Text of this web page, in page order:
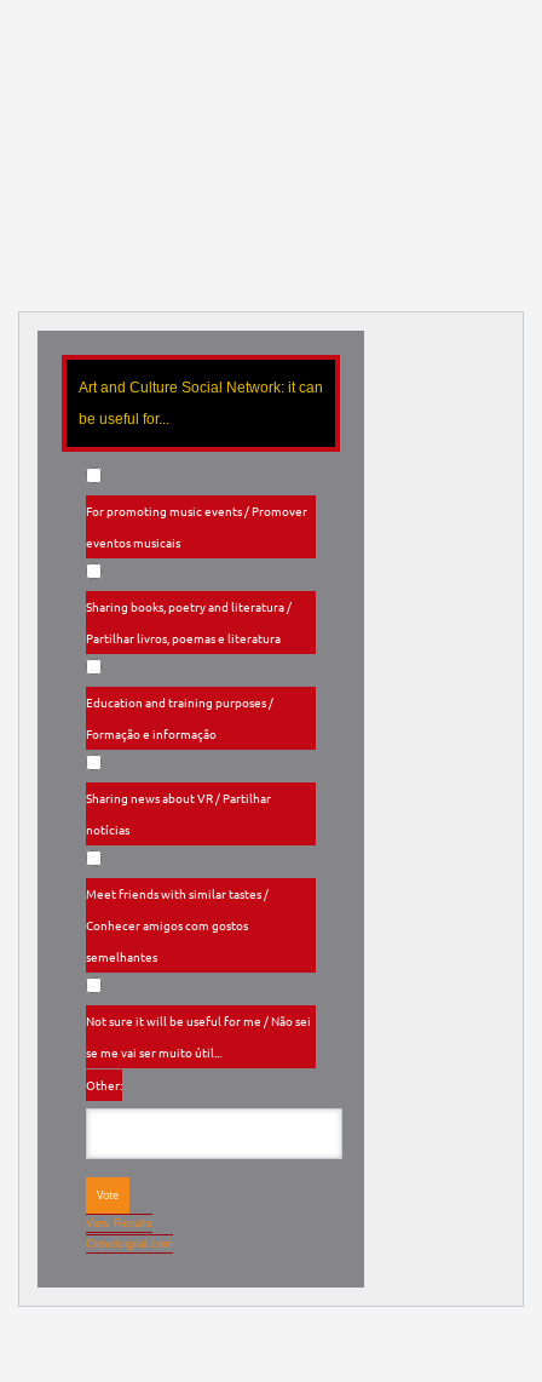
Art and Culture Social Network: it can
be useful for...
For promoting music events / Promover
eventos musicais
Sharing books, poetry and literatura /
Partilhar livros, poemas e literatura
Education and training purposes /
Formação e informação
Sharing news about VR / Partilhar
notícias
Meet friends with similar tastes /
Conhecer amigos com gostos
semelhantes
Not sure it will be useful for me / Não sei
se me vai ser muito útil...
Other:
Vote
View Results
Crowdsignal.com